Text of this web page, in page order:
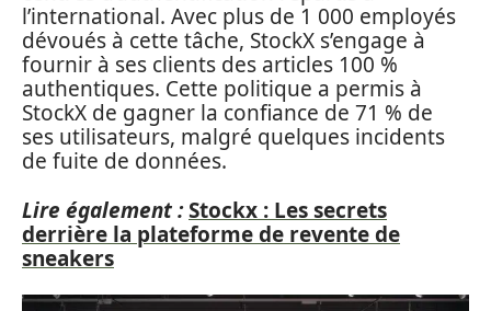
l’international. Avec plus de 1 000 employés
dévoués à cette tâche, StockX s’engage à
fournir à ses clients des articles 100 %
authentiques. Cette politique a permis à
StockX de gagner la confiance de 71 % de
ses utilisateurs, malgré quelques incidents
de fuite de données.
Lire également :Stockx : Les secrets
derrière la plateforme de revente de
sneakers